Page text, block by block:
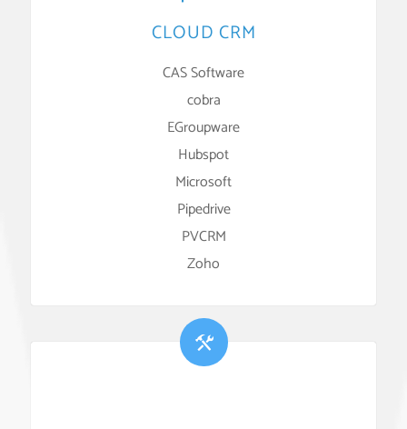
CLOUD CRM
CAS Software
cobra
EGroupware
Hubspot
Microsoft
Pipedrive
PVCRM
Zoho